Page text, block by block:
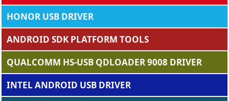
HONOR USB DRIVER
ANDROID SDK PLATFORM TOOLS
QUALCOMM HS-USB QDLOADER 9008 DRIVER
INTEL ANDROID USB DRIVER